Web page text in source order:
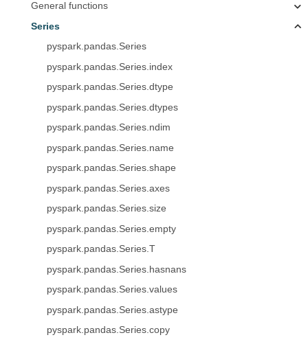
General functions
Series
pyspark.pandas.Series
pyspark.pandas.Series.index
pyspark.pandas.Series.dtype
pyspark.pandas.Series.dtypes
pyspark.pandas.Series.ndim
pyspark.pandas.Series.name
pyspark.pandas.Series.shape
pyspark.pandas.Series.axes
pyspark.pandas.Series.size
pyspark.pandas.Series.empty
pyspark.pandas.Series.T
pyspark.pandas.Series.hasnans
pyspark.pandas.Series.values
pyspark.pandas.Series.astype
pyspark.pandas.Series.copy